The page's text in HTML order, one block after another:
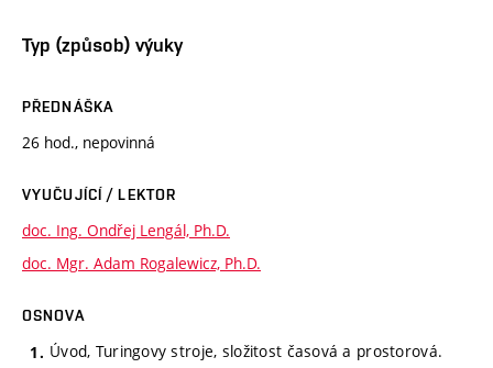
Typ (způsob) výuky
PŘEDNÁŠKA
26 hod., nepovinná
VYUČUJÍCÍ / LEKTOR
doc. Ing. Ondřej Lengál, Ph.D.
doc. Mgr. Adam Rogalewicz, Ph.D.
OSNOVA
Úvod, Turingovy stroje, složitost časová a prostorová.